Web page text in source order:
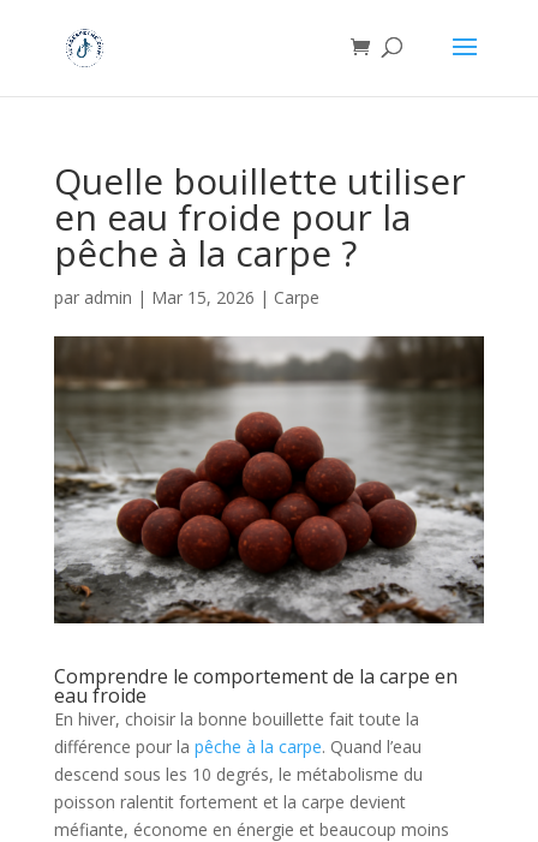
Quelle bouillette utiliser
en eau froide pour la
pêche à la carpe ?
par admin | Mar 15, 2026 | Carpe
Comprendre le comportement de la carpe en
eau froide
En hiver, choisir la bonne bouillette fait toute la
différence pour la pêche à la carpe. Quand l’eau
descend sous les 10 degrés, le métabolisme du
poisson ralentit fortement et la carpe devient
méfiante, économe en énergie et beaucoup moins